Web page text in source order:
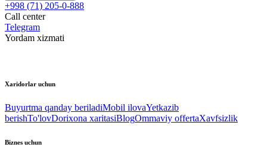
+998 (71) 205-0-888
Call center
Telegram
Yordam xizmati
Xaridorlar uchun
Buyurtma qanday beriladiMobil ilovaYetkazib
berishTo'lovDorixona xaritasiBlogOmmaviy offertaXavfsizlik
Biznes uchun